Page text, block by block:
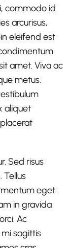
commodo id
arcurisus,
eleifend est
amet. Viva ac
metus.
aliquet
Sed risus
Tellus
eget.
in gravida
Ac
sagittis